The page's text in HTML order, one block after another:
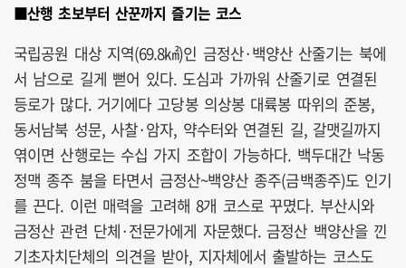
■산행 초보부터 산꾼까지 즐기는 코스
국립공원 대상 지역(69.8㎢)인 금정산·백양산 산줄기는 북에
서 남으로 길게 뻗어 있다. 도심과 가까워 산줄기로 연결된
등로가 많다. 거기에다 고당봉 의상봉 대륙봉 따위의 준봉,
동서남북 성문, 사찰·암자, 약수터와 연결된 길, 갈맷길까지
엮이면 산행로는 수십 가지 조합이 가능하다. 백두대간 낙동
정맥 종주 붐을 타면서 금정산~백양산 종주(금백종주)도 인기
를 끈다. 이런 매력을 고려해 8개 코스로 꾸몄다. 부산시와
금정산 관련 단체·전문가에게 자문했다. 금정산 백양산을 낀
기초자치단체의 의견을 받아, 지자체에서 출발하는 코스도